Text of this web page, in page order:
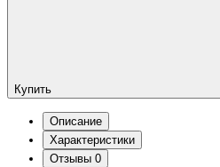
Купить
Описание
Характеристики
Отзывы 0